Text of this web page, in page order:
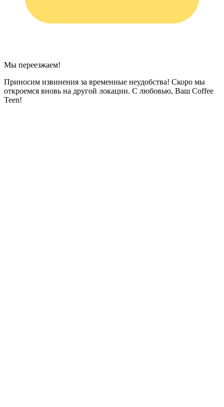
Мы переезжаем!
Приносим извинения за временные неудобства! Скоро мы
откроемся вновь на другой локации. С любовью, Ваш Coffee
Teen!